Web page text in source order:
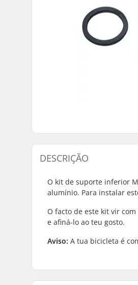
DESCRIÇÃO
O kit de suporte inferior
alumínio. Para instalar
O facto de este kit vir
e afiná-lo ao teu gosto.
Aviso: A tua bicicleta é